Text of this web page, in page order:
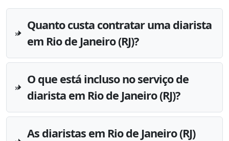
Quanto custa contratar uma diarista
em Rio de Janeiro (RJ)?
O que está incluso no serviço de
diarista em Rio de Janeiro (RJ)?
As diaristas em Rio de Janeiro (RJ)